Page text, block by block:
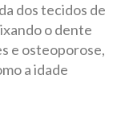
dos tecidos de
o dente
e osteoporose,
a idade